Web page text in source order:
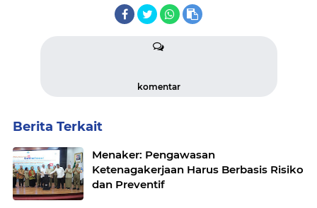
komentar
Berita Terkait
Menaker: Pengawasan
Ketenagakerjaan Harus Berbasis Risiko
dan Preventif